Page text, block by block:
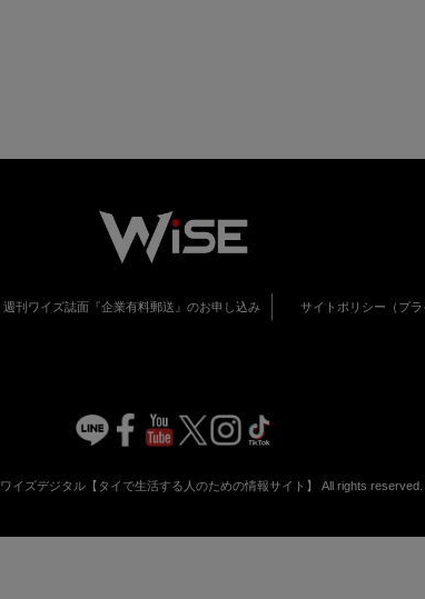
週刊ワイズ誌面『企業有料郵送』のお申し込み サイトポリシー（プラ
ワイズデジタル【タイで生活する人のための情報サイト】 All rights reserved.